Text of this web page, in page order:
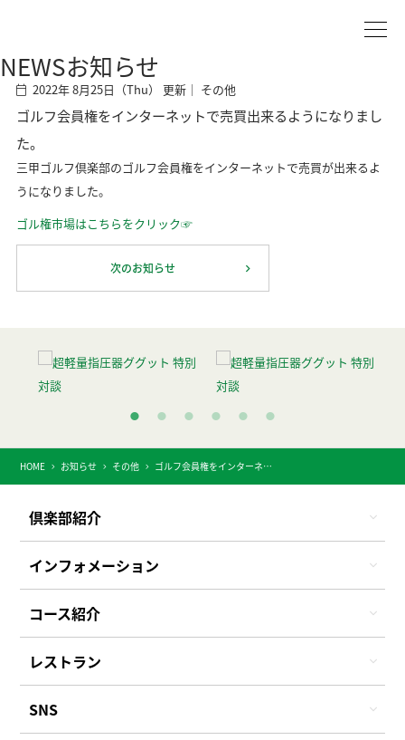
NEWSお知らせ
2022年 8月25日（Thu） 更新｜ その他
ゴルフ会員権をインターネットで売買出来るようになりまし
た。
三甲ゴルフ倶楽部のゴルフ会員権をインターネットで売買が出来るよ
うになりました。
ゴル権市場はこちらをクリック☞
次のお知らせ
HOME お知らせ その他 ゴルフ会員権をインターネットで売買出来るようになりました。
倶楽部紹介
インフォメーション
コース紹介
レストラン
SNS